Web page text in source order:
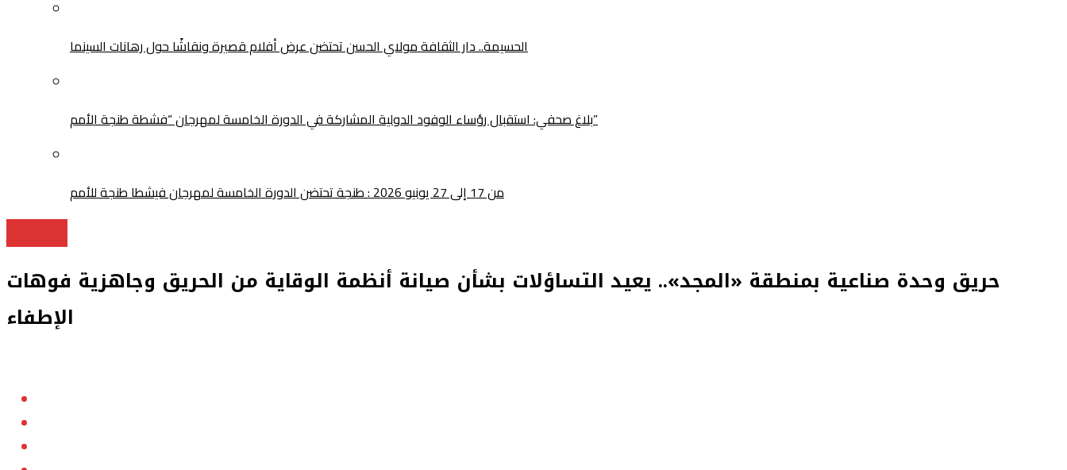
الحسيمة.. دار الثقافة مولاي الحسن تحتضن عرض أفلام قصيرة ونقاشًا حول رهانات السينما
بلاغ صحفي: استقبال رؤساء الوفود الدولية المشاركة في الدورة الخامسة لمهرجان “فشطة طنجة الأمم”
من 17 إلى 27 يونيو 2026 : طنجة تحتضن الدورة الخامسة لمهرجان فيشطا طنجة للأمم
حريق وحدة صناعية بمنطقة «المجد».. يعيد التساؤلات بشأن صيانة أنظمة الوقاية من الحريق وجاهزية فوهات